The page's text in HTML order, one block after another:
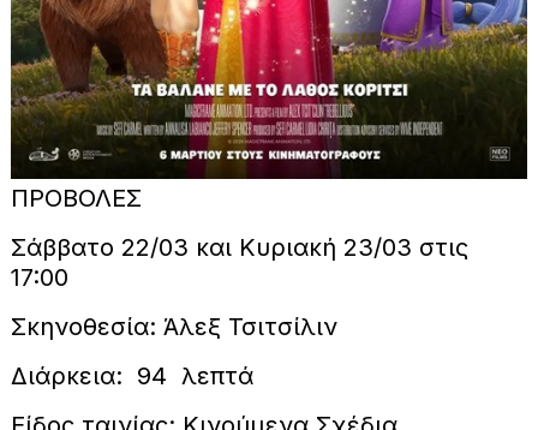
ΠΡΟΒΟΛΕΣ
Σάββατο 22/03 και Κυριακή 23/03 στις
17:00
Σκηνοθεσία: Άλεξ Τσιτσίλιν
Διάρκεια: 94 λεπτά